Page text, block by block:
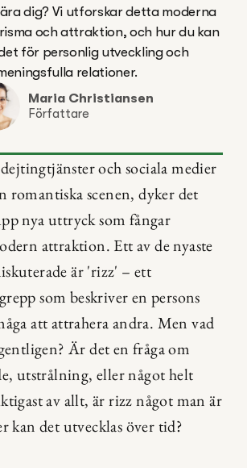
dig? Vi utforskar detta moderna
och attraktion, och hur du kan
för personlig utveckling och
Maria Christiansen
Författare
och sociala medier
romantiska scenen, dyker det
nya uttryck som fångar
attraktion. Ett av de nyaste
är 'rizz' – ett
som beskriver en persons
att attrahera andra. Men vad
Är det en fråga om
utstrålning, eller något helt
av allt, är rizz något man är
kan det utvecklas över tid?